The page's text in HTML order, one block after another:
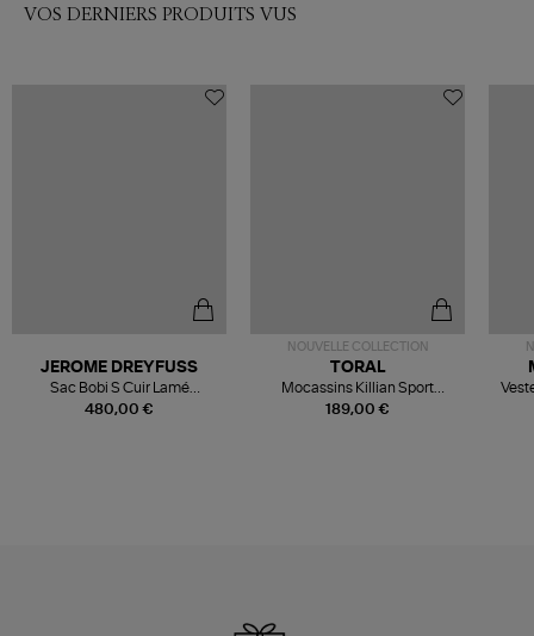
VOS DERNIERS PRODUITS VUS
480,00 €
JEROME DREYFUSS
Sac Bobi S Cuir Lamé
Champagne
NOUVELLE COLLECTION
189,00 €
TORAL
Mocassins Killian Sport
Mousse